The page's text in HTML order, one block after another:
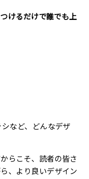
けるだけで誰でも上
など、どんなデザ
らこそ、読者の皆さ
、より良いデザイン